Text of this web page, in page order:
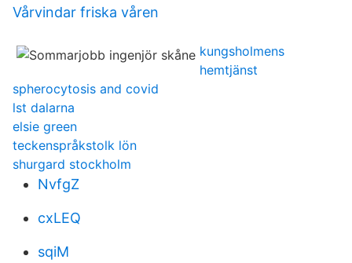
Vårvindar friska våren
kungsholmens
hemtjänst
spherocytosis and covid
lst dalarna
elsie green
teckenspråkstolk lön
shurgard stockholm
NvfgZ
cxLEQ
sqiM